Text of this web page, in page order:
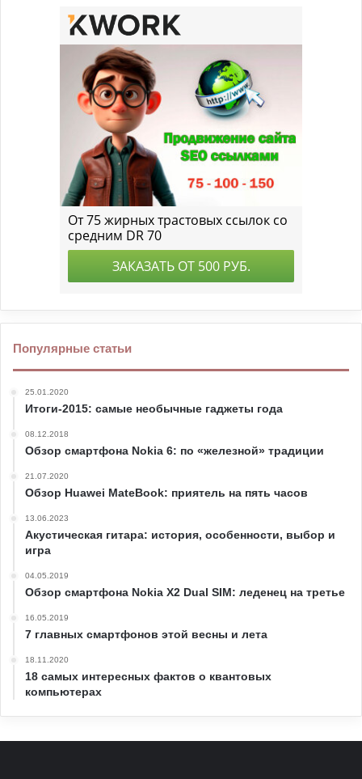
Популярные статьи
25.01.2020
Итоги-2015: самые необычные гаджеты года
08.12.2018
Обзор смартфона Nokia 6: по «железной» традиции
21.07.2020
Обзор Huawei MateBook: приятель на пять часов
13.06.2023
Акустическая гитара: история, особенности, выбор и
игра
04.05.2019
Обзор смартфона Nokia X2 Dual SIM: леденец на третье
16.05.2019
7 главных смартфонов этой весны и лета
18.11.2020
18 самых интересных фактов о квантовых
компьютерах